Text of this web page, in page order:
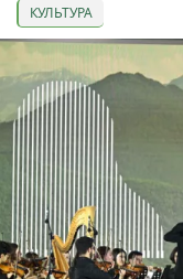
КУЛЬТУРА